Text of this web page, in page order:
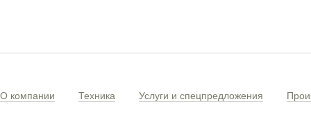
О компании Техника Услуги и спецпредложения